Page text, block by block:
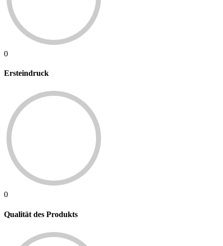
0
Ersteindruck
0
Qualität des Produkts